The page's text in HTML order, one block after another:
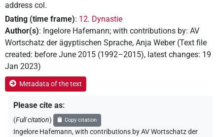
address col.
Dating (time frame): 12. Dynastie
Author(s): Ingelore Hafemann; with contributions by: AV
Wortschatz der ägyptischen Sprache, Anja Weber (Text file
created: before June 2015 (1992–2015), latest changes: 19
Jan 2023)
Metadata of the text
Please cite as:
(Full citation) Copy citation
Ingelore Hafemann,with contributions byAV Wortschatz der